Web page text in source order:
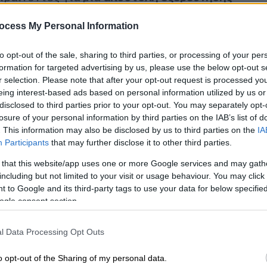
My Personal Information
opt-out of the sale, sharing to third parties, or processing of your
for targeted advertising by us, please use the below opt-out
selection. Please note that after your opt-out request is processed
interest-based ads based on personal information utilized by us
to third parties prior to your opt-out. You may separately
of your personal information by third parties on the IAB’s list of
This information may also be disclosed by us to third parties on the
Participants that may further disclose it to other third parties.
that this website/app uses one or more Google services and may
but not limited to your visit or usage behaviour. You may
to Google and its third-party tags to use your data for below
consent section.
Data Processing Opt Outs
opt-out of the Sharing of my personal data.
του υποβρυχίου στον Ατλαντικό -
εντοπισμό τους
προς τον Τιτανικό», λέει στο
πως το βίντεο τους προκαλεί
πολύ καλά», ένας τρίτος σχολιάζει «τα